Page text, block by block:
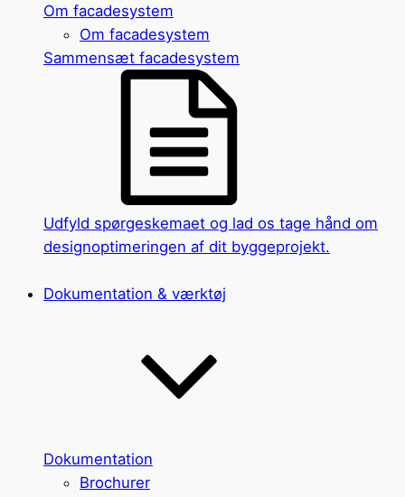
Om facadesystem
Om facadesystem
Sammensæt facadesystem
Udfyld spørgeskemaet og lad os tage hånd om
designoptimeringen af dit byggeprojekt.
Dokumentation & værktøj
Dokumentation
Brochurer